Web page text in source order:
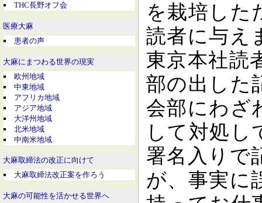
THC長野オフ会
医療大麻
患者の声
大麻にまつわる世界の現実
欧州地域
中東地域
アフリカ地域
アジア地域
大洋州地域
北米地域
中南米地域
大麻取締法の改正に向けて
大麻取締法改正案を作ろう
大麻の可能性を活かせる世界へ
を栽培した
読者に与え
東京本社読
部の出した
会部にわざ
して対処し
署名入りで
が、事実に